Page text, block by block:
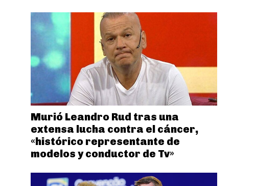
Murió Leandro Rud tras una
extensa lucha contra el cáncer,
«histórico representante de
modelos y conductor de Tv»